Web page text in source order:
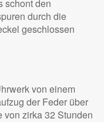
schont den
durch die
geschlossen
von einem
der Feder über
zirka 32 Stunden